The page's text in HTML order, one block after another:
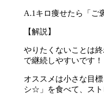
A.1キロ痩せたら「ご
【解説】
やりたくないことは
で継続しやすいです！
オススメは小さな目
シ☆」を食べて、スト